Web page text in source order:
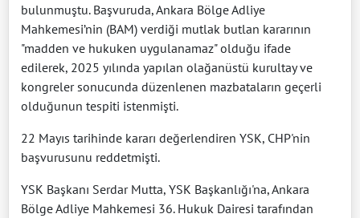
bulunmuştu. Başvuruda, Ankara Bölge Adliye
Mahkemesi’nin (BAM) verdiği mutlak butlan kararının
"madden ve hukuken uygulanamaz" olduğu ifade
edilerek, 2025 yılında yapılan olağanüstü kurultay ve
kongreler sonucunda düzenlenen mazbataların geçerli
olduğunun tespiti istenmişti.
22 Mayıs tarihinde kararı değerlendiren YSK, CHP'nin
başvurusunu reddetmişti.
YSK Başkanı Serdar Mutta, YSK Başkanlığı'na, Ankara
Bölge Adliye Mahkemesi 36. Hukuk Dairesi tarafından